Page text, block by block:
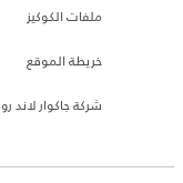
ملفات الكوكيز
خريطة الموقع
شركة جاكوار لاند